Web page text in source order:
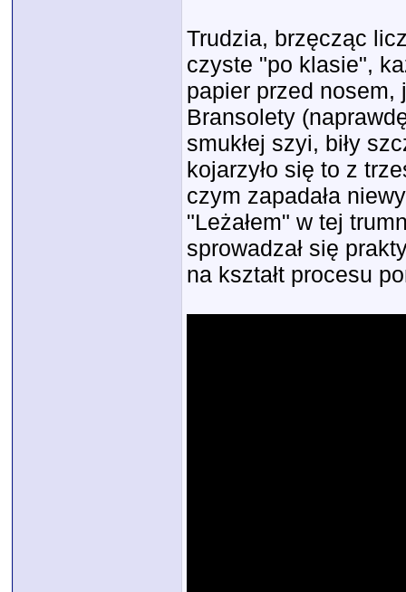
Trudzia, brzęcząc
czyste "po klasie",
papier przed nosem,
Bransolety
smukłej szyi, biły
kojarzyło się to z
czym zapadała
"Leżałem" w tej
sprowadzał się
na kształt procesu